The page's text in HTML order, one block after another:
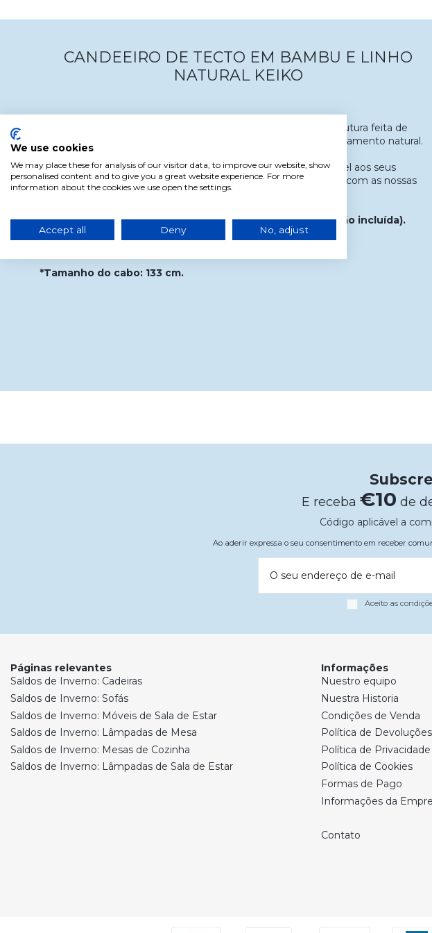
CANDEEIRO DE TECTO EM BAMBU E LINHO
NATURAL KEIKO
Keiko é uma lâmpada de tecto de estilo oriental com uma estrutura feita de
bambu castanho natural. O abajur é feito de linho com um acabamento natural.
Vai adorar esta luminária para dar um toque natural e sustentável aos seus
espaços interiores, seguir as últimas tendências em iluminação com as nossas
luminárias de vanguarda.
Funciona com uma lâmpada de casquilho E27 (lâmpada não incluída).
*Tamanho do cabo: 133 cm.
E receba €10 de
Código aplicável a
Ao aderir expressa o seu consentimento em receber
O seu endereço de e-mail
Aceito as
Páginas relevantes
Saldos de Inverno: Cadeiras
Saldos de Inverno: Sofás
Saldos de Inverno: Móveis de Sala de Estar
Saldos de Inverno: Lâmpadas de Mesa
Saldos de Inverno: Mesas de Cozinha
Saldos de Inverno: Lâmpadas de Sala de Estar
Informações
Nuestro equipo
Nuestra Historia
Condições de Venda
Política de Devoluções
Política de Privacidade
Política de Cookies
Formas de Pago
Informações da
Contato
We use cookies
We may place these for analysis of our visitor data, to improve our website, show
personalised content and to give you a great website experience. For more
information about the cookies we use open the settings.
Accept all Deny No, adjust